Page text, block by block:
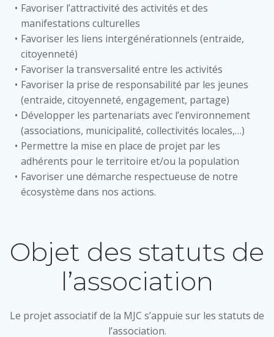
Favoriser l’attractivité des activités et des
manifestations culturelles
Favoriser les liens intergénérationnels (entraide,
citoyenneté)
Favoriser la transversalité entre les activités
Favoriser la prise de responsabilité par les jeunes
(entraide, citoyenneté, engagement, partage)
Développer les partenariats avec l’environnement
(associations, municipalité, collectivités locales,…)
Permettre la mise en place de projet par les
adhérents pour le territoire et/ou la population
Favoriser une démarche respectueuse de notre
écosystème dans nos actions.
Objet des statuts de
l’association
Le projet associatif de la MJC s’appuie sur les statuts de
l’association.